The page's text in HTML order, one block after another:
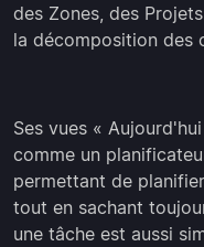
des Zones, des
la décomposition des
Ses vues «
comme un
permettant de
tout en sachant
une tâche est aussi